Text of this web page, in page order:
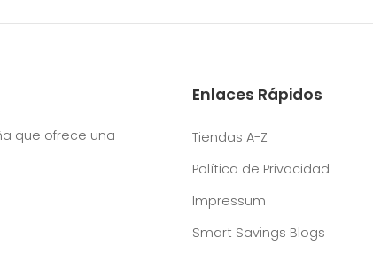
que ofrece una
Enlaces Rápidos
Tiendas A-Z
Política de Privacidad
Impressum
Smart Savings Blogs